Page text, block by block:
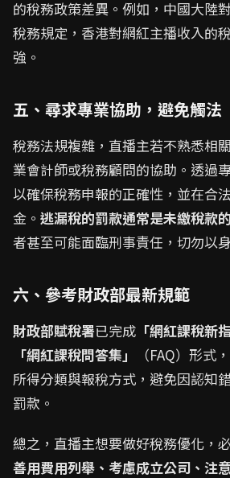
的稅務政策差異。例如，中國大陸
稅務規定，香港對網紅主播收入的
強。
五、尋求專業協助，避免觸法
稅務法規複雜，直播主若不熟悉相
業會計師或稅務顧問的協助。透過
以確保稅務申報的正確性，並在合
金。 逃漏稅的罰款通常是未繳稅款
者甚至可能面臨刑事責任，切勿以
六、參考財政部最新規範
財政部賦稅署已完成 「網紅課稅新
「網紅課稅問答集」
（FAQ）形式
所得分類與報稅方式，避免因認知
罰款。
總之，直播主想要做好稅務優化，
善用費用列舉、考慮成立公司、注